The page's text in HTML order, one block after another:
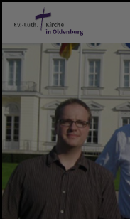
Zum Hauptinhalt